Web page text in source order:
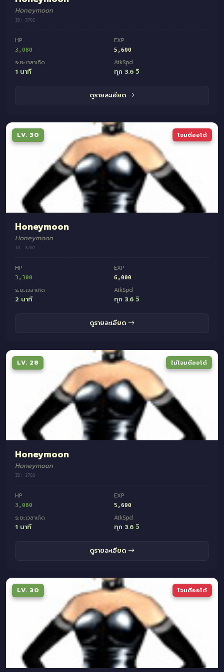
Honeymoon
ID: 3701
HP
3,080
EXP
5,600
ระยะเวลาเกิด
1 นาที
AtkSpd
ทุก 3.6 วิ
ดูรายละเอียด
LV. 30 โจมตีออโต้
Honeymoon
Honeymoon
ID: 3702
HP
3,300
EXP
6,000
ระยะเวลาเกิด
2 นาที
AtkSpd
ทุก 3.6 วิ
ดูรายละเอียด
LV. 28 ไม่โจมตีออโต้
Honeymoon
Honeymoon
ID: 3703
HP
3,080
EXP
5,600
ระยะเวลาเกิด
1 นาที
AtkSpd
ทุก 3.6 วิ
ดูรายละเอียด
LV. 30 โจมตีออโต้